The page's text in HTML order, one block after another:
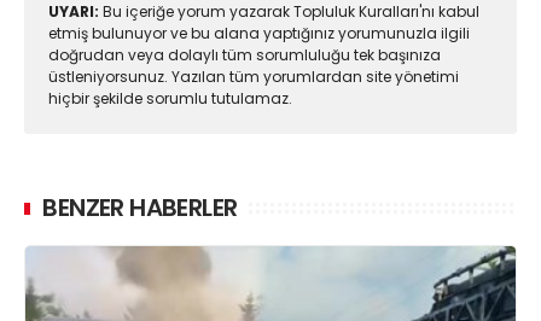
UYARI: Bu içeriğe yorum yazarak Topluluk Kuralları'nı kabul
etmiş bulunuyor ve bu alana yaptığınız yorumunuzla ilgili
doğrudan veya dolaylı tüm sorumluluğu tek başınıza
üstleniyorsunuz. Yazılan tüm yorumlardan site yönetimi
hiçbir şekilde sorumlu tutulamaz.
BENZER HABERLER